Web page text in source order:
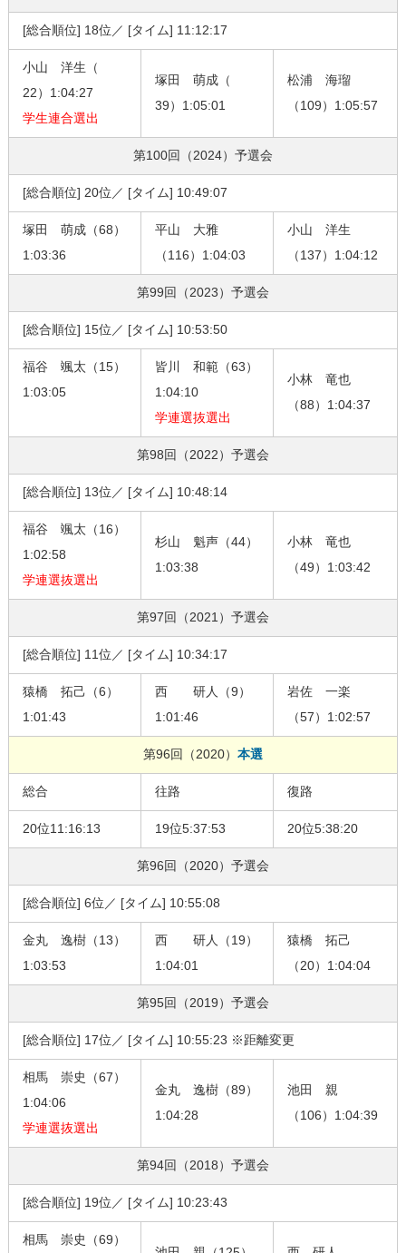
[総合順位] 18位／ [タイム] 11:12:17
小山 洋生（
22）1:04:27
学生連合選出
塚田 萌成（
39）1:05:01
松浦 海瑠
（109）1:05:57
第100回（2024） 予選会
[総合順位] 20位／ [タイム] 10:49:07
塚田 萌成（68）
1:03:36
平山 大雅
（116）1:04:03
小山 洋生
（137）1:04:12
第99回（2023） 予選会
[総合順位] 15位／ [タイム] 10:53:50
福谷 颯太（15）
1:03:05
皆川 和範（63）
1:04:10
学連選抜選出
小林 竜也
（88）1:04:37
第98回（2022） 予選会
[総合順位] 13位／ [タイム] 10:48:14
福谷 颯太（16）
1:02:58
学連選抜選出
杉山 魁声（44）
1:03:38
小林 竜也
（49）1:03:42
第97回（2021） 予選会
[総合順位] 11位／ [タイム] 10:34:17
猿橋 拓己（6）
1:01:43
西 研人（9）
1:01:46
岩佐 一楽
（57）1:02:57
第96回（2020） 本選
総合 往路 復路
20位11:16:13 19位5:37:53 20位5:38:20
第96回（2020） 予選会
[総合順位] 6位／ [タイム] 10:55:08
金丸 逸樹（13）
1:03:53
西 研人（19）
1:04:01
猿橋 拓己
（20）1:04:04
第95回（2019） 予選会
[総合順位] 17位／ [タイム] 10:55:23 ※距離変更
相馬 崇史（67）
1:04:06
学連選抜選出
金丸 逸樹（89）
1:04:28
池田 親
（106）1:04:39
第94回（2018） 予選会
[総合順位] 19位／ [タイム] 10:23:43
相馬 崇史（69）